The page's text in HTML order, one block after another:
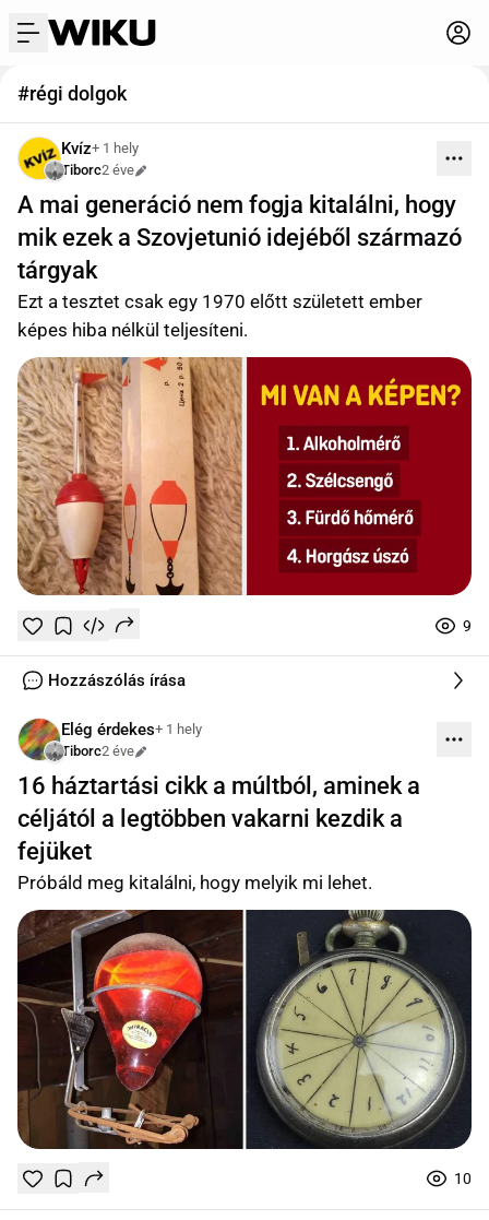
menu
#régi dolgok
Kvíz+ 1 hely
Tiborc2 éve
Szerkesztve
A mai generáció nem fogja kitalálni, hogy
mik ezek a Szovjetunió idejéből származó
tárgyak
Ezt a tesztet csak egy 1970 előtt született ember
képes hiba nélkül teljesíteni.
TetszikMentés
0
9
0 online
Hozzászólás írása
Elég érdekes+ 1 hely
Tiborc2 éve
Szerkesztve
16 háztartási cikk a múltból, aminek a
céljától a legtöbben vakarni kezdik a
fejüket
Próbáld meg kitalálni, hogy melyik mi lehet.
TetszikMentés
0
10
0 online